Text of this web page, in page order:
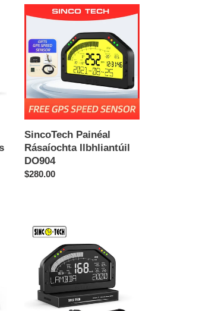
SincoTech
Painéal
Rásaíochta
Ilbhliantúil
DO904
SincoTech Painéal
Rásaíochta Ilbhliantúil
DO904
Regular
$280.00
SincoTech
Wideband
Color
Multifunctional
Black
Racing